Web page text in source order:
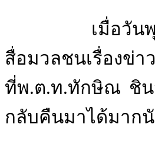
เมื่อวันพุธที่
สื่อมวลชนเรื่องข่า
ที่พ.ต.ท.ทักษิณ ชิน
กลับคืนมาได้มากนั